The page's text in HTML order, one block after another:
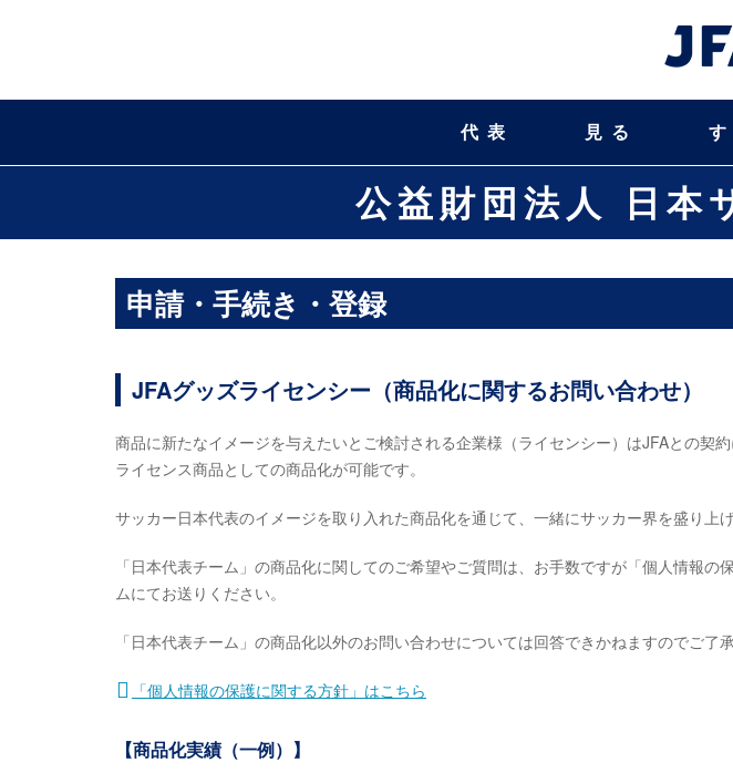
代表 見る
公益財団法人 日本
申請・手続き・登録
JFAグッズライセンシー（商品化に関するお問い合わせ）
商品に新たなイメージを与えたいとご検討される企業様（ライセンシー）はJFAとの契
ライセンス商品としての商品化が可能です。
サッカー日本代表のイメージを取り入れた商品化を通じて、一緒にサッカー界を盛り上げ
「日本代表チーム」の商品化に関してのご希望やご質問は、お手数ですが「個人情報の
ムにてお送りください。
「日本代表チーム」の商品化以外のお問い合わせについては回答できかねますのでご了承
「個人情報の保護に関する方針」はこちら
【商品化実績（一例）】